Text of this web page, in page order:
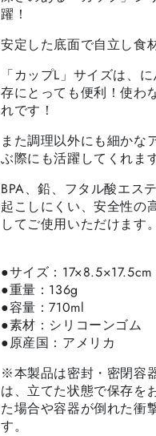
んき
ま
ん
躍！
安定した底面で自立し食
「カップL」サイズは、
存にとっても便利！使わ
れです！
また調理以外にも細かな
ぶ際にも活躍してくれます
BPA、鉛、フタル酸エス
起こしにくい、安全性の
してご使用いただけます。
●サイズ：17×8.5×17.5cm
●重量：136g
●容量：710ml
●素材：シリコーンゴム
●原産国：アメリカ
※本製品は密封・密閉容
は、立てた状態で保存を
た場合や容器が倒れた衝
す。